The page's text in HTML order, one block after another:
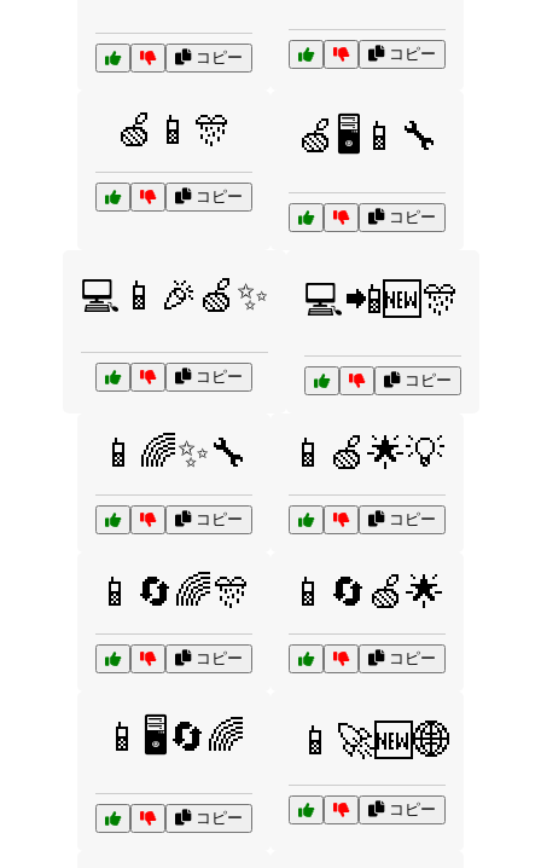
コピー コピー
🍏📱🎊
コピー
🍏🖥️📱🔧
コピー
💻📱🎉🍏✨
コピー
💻📲🆕🎊
コピー
📱🌈✨🔧
コピー
📱🍏🌟💡
コピー
📱🔄🌈🎊
コピー
📱🔄🍏🌟
コピー
📱🖥️🔄🌈
コピー
📱🚀🆕🌐
コピー